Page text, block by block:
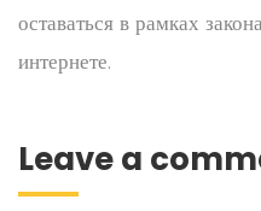
оставаться в рамках
интернете.
Leave a